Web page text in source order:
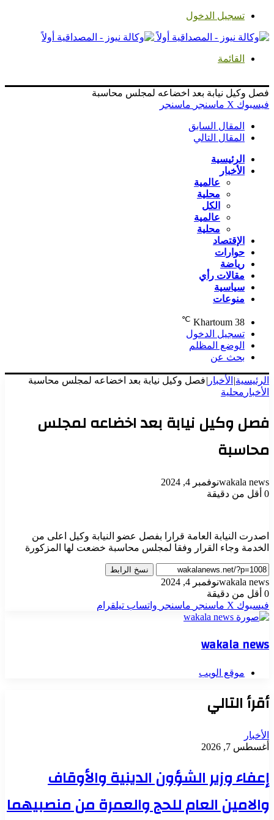
تسجيل الدخول
القائمة
فصل وكيل نيابة بعد اخضاعه لمجلس محاسبة
فيسبوك ‫X ماسنجر ماسنجر
المقال السابق
المقال التالي
الرئيسية
الأخبار
عالمية
محلية
الكل
عالمية
محلية
الإقتصاد
حوارات
رياضة
مقالات رأي
سياسية
منوعات
Khartoum 38
℃
تسجيل الدخول
الوضع المظلم
بحث عن
الرئيسية| الأخبار |فصل وكيل نيابة بعد اخضاعه لمجلس محاسبة
الأخبار محلية
فصل وكيل نيابة بعد اخضاعه لمجلس
محاسبة
wakala newsنوفمبر 4, 2024
0 أقل من دقيقة
اصدرت النيابة العامة قرارا بفصل عضو النيابة وكيل اعلى من
الخدمة وجاء القرار وفقا لمجلس محاسبة خضعت لها المزكورة
نسخ الرابط
wakala newsنوفمبر 4, 2024
0 أقل من دقيقة
فيسبوك ‫X ماسنجر ماسنجر واتساب تيلقرام
wakala news
موقع الويب
أقرأ التالي
الأخبار
أغسطس 7, 2026
إعفاء وزير الشؤون الدينية والأوقاف
والامين العام للحج والعمرة من منصبيهما